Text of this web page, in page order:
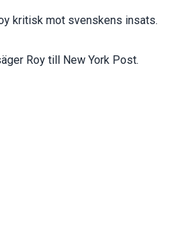
kritisk mot svenskens insats.
Roy till New York Post.